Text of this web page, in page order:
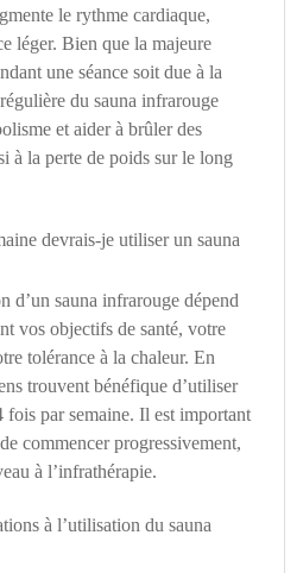
le rythme cardiaque,
léger. Bien que la majeure
une séance soit due à la
du sauna infrarouge
et aider à brûler des
à la perte de poids sur le long
devrais-je utiliser un sauna
d’un sauna infrarouge dépend
vos objectifs de santé, votre
tolérance à la chaleur. En
trouvent bénéfique d’utiliser
fois par semaine. Il est important
commencer progressivement,
à l’infrathérapie.
à l’utilisation du sauna